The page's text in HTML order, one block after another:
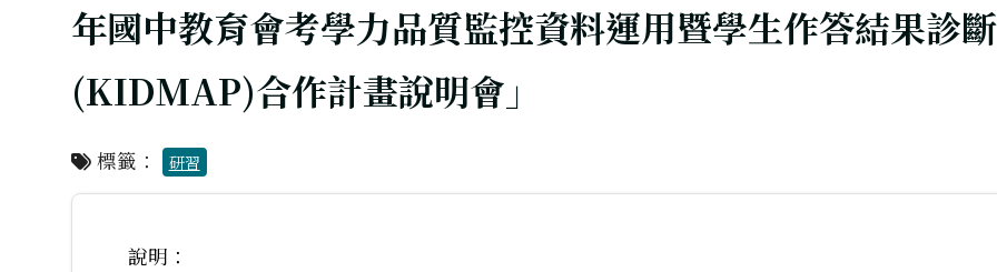
年國中教育會考學力品質監控資料運用暨學生作答結果診
(KIDMAP)合作計畫說明會」
標籤： 研習
說明：